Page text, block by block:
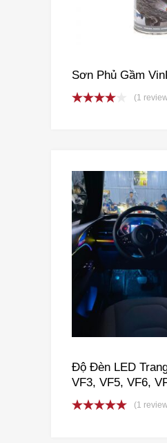
Sơn Phủ Gầm
(1
Độ Đèn LED
VF3, VF5, VF6,
VFE34
(1